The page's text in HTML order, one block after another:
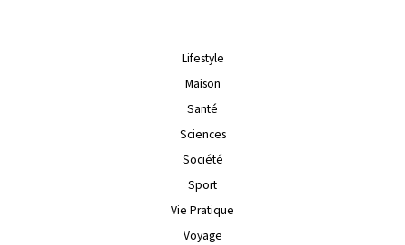
Lifestyle
Maison
Santé
Sciences
Société
Sport
Vie Pratique
Voyage